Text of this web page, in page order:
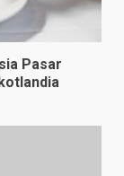
Pasar